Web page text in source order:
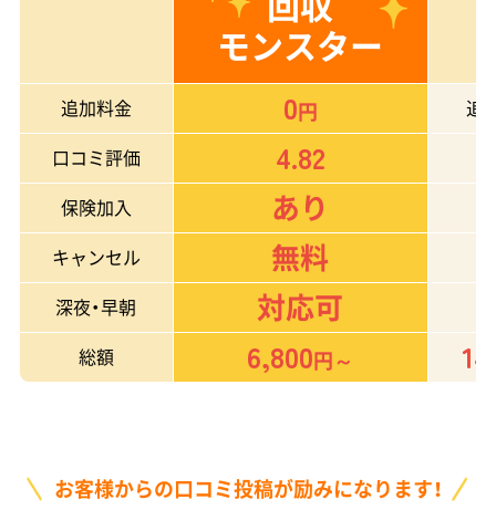
モンスター
追加料金 0円
追
口コミ評価
4.82
保険加入 あり
キャンセル 無料
深夜・早朝 対応可
総額
6,800円～
お客様からの口コミ投稿が励みになります！